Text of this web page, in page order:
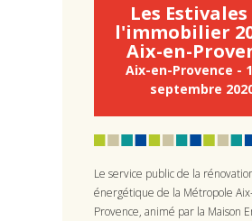
Les Estivales
l'immobilier
Aix-en-
Aix-en-Provence -
septembre
Le service public de la
énergétique de la Métropole
Provence, animé par la Maison